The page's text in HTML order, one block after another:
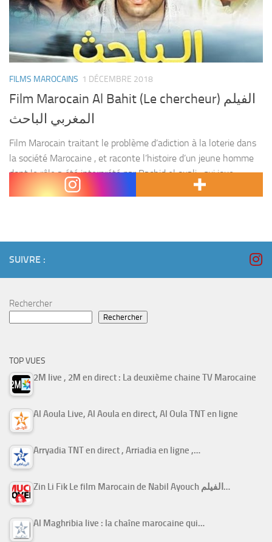
FILMS MAROCAINS 1 DÉCEMBRE 2018
Film Marocain Al Bahit (Le chercheur) الفيلم
المغربي الباحث
Film Marocain traitant le problème d’adiction à la loterie dans
la société Marocaine , et raconte l’histoire d’un jeune homme
dont le rôle a été interprété par Rachid el ouali , qui joue
souvent...
SUIVRE :
Rechercher
Rechercher
TOP VUES
2M live , 2M en direct : La deuxième chaine TV Marocaine
Al Aoula Live, Al Aoula en direct, Al Oula TNT en ligne
Arryadia TNT en direct , Arriadia en ligne ,…
Zin Li Fik Le film Marocain de Nabil Ayouch الفيلم…
Al Maghribia live : la chaîne marocaine qui…